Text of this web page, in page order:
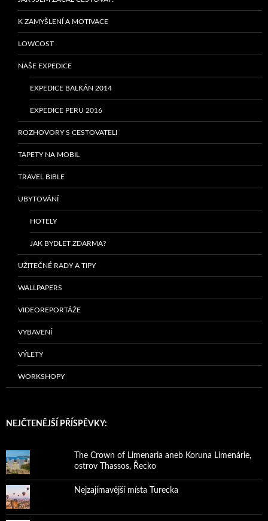
K ZAMYŠLENÍ A MOTIVACE
LOWCOST
NAŠE EXPEDICE
EXPEDICE BALKÁN 2014
EXPEDICE PERU 2016
ROZHOVORY S CESTOVATELI
TAPETY NA MOBIL
TRAVEL BIBLE
UBYTOVÁNÍ
HOTELY
JAK BYDLET ZDARMA?
UŽITEČNÉ RADY A TIPY
WALLPAPERS
VIDEOREPORTÁŽE
VYBAVENÍ
VÝLETY
WORKSHOPY
NEJČTENĚJŠÍ PŘÍSPĚVKY:
The Crown of Limenaria aneb Koruna Limenárie,
ostrov Thassos, Řecko
Nejzajímavější místa Turecka